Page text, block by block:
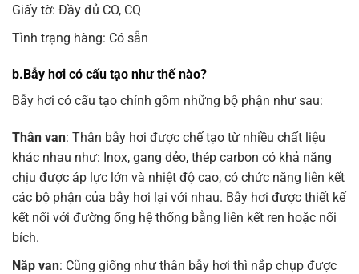
Giấy tờ: Đầy đủ CO, CQ
Tình trạng hàng: Có sẵn
b.Bẫy hơi có cấu tạo như thế nào?
Bẫy hơi có cấu tạo chính gồm những bộ phận như sau:
Thân van: Thân bẫy hơi được chế tạo từ nhiều chất liệu
khác nhau như: Inox, gang dẻo, thép carbon có khả năng
chịu được áp lực lớn và nhiệt độ cao, có chức năng liên kết
các bộ phận của bẫy hơi lại với nhau. Bẫy hơi được thiết kế
kết nối với đường ống hệ thống bằng liên kết ren hoặc nối
bích.
Nắp van: Cũng giống như thân bẫy hơi thì nắp chụp được